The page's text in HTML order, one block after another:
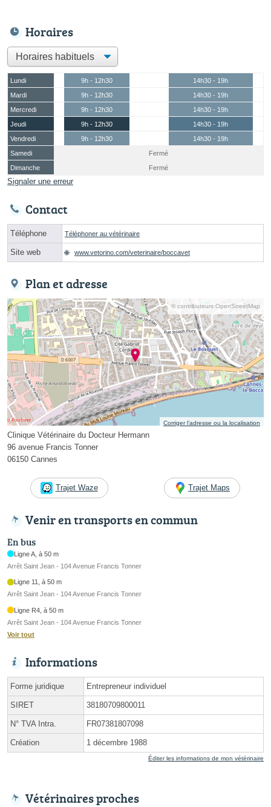
Horaires
Lundi 9h - 12h30
14h30 - 19h
Mardi
9h - 12h30
14h30 - 19h
Mercredi
9h - 12h30
14h30 - 19h
Jeudi
9h - 12h30
14h30 - 19h
Vendredi
9h - 12h30
14h30 - 19h
Samedi
Fermé
Dimanche
Fermé
Signaler une erreur
Contact
Téléphone Téléphoner au vétérinaire
Site web www.vetorino.com/veterinaire/boccavet
Plan et adresse
© contributeurs OpenStreetMap
Corriger l’adresse ou la localisation
Clinique Vétérinaire du Docteur Hermann
96 avenue Francis Tonner
06150 Cannes
Trajet Waze Trajet Maps
Venir en transports en commun
En bus
Ligne A, à 50 m
Arrêt Saint Jean - 104 Avenue Francis Tonner
Ligne 11, à 50 m
Arrêt Saint Jean - 104 Avenue Francis Tonner
Ligne R4, à 50 m
Arrêt Saint Jean - 104 Avenue Francis Tonner
Voir tout
Informations
Forme juridique Entrepreneur individuel
SIRET 38180709800011
N° TVA Intra. FR07381807098
Création 1 décembre 1988
Éditer les informations de mon vétérinaire
Vétérinaires proches